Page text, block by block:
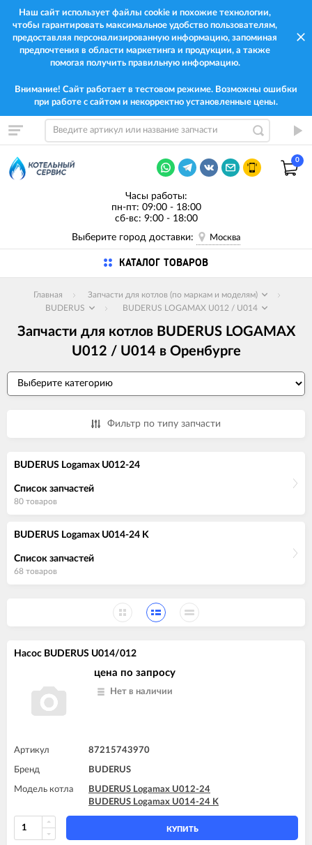
Наш сайт использует файлы cookie и похожие технологии,
чтобы гарантировать максимальное удобство пользователям,
предоставляя персонализированную информацию, запоминая
предпочтения в области маркетинга и продукции, а также
помогая получить правильную информацию.
Внимание! Сайт работает в тестовом режиме. Возможны ошибки
при работе с сайтом и некорректно установленные цены.
0
Часы работы:
пн-пт: 09:00 - 18:00
сб-вс: 9:00 - 18:00
Выберите город доставки:
Москва
КАТАЛОГ ТОВАРОВ
Главная
Запчасти для котлов (по маркам и моделям)
BUDERUS
BUDERUS LOGAMAX U012 / U014
Запчасти для котлов BUDERUS LOGAMAX
U012 / U014 в Оренбурге
Фильтр по типу запчасти
BUDERUS Logamax U012-24
Список запчастей
80 товаров
BUDERUS Logamax U014-24 K
Список запчастей
68 товаров
Насос BUDERUS U014/012
цена по запросу
Нет в наличии
Артикул 87215743970
Бренд BUDERUS
Модель котла
BUDERUS Logamax U012-24
BUDERUS Logamax U014-24 K
КУПИТЬ